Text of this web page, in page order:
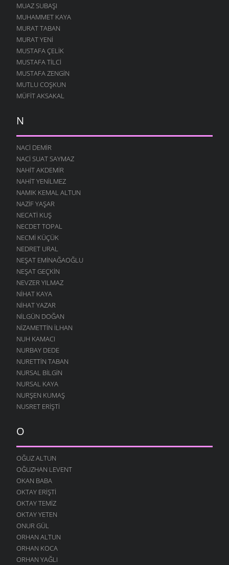
MUAZ SUBAŞI
MUHAMMET KAYA
MURAT TABAN
MURAT YENI
MUSTAFA ÇELIK
MUSTAFA TILCI
MUSTAFA ZENGIN
MUTLU COŞKUN
MÜFIT AKSAKAL
N
NACI DEMIR
NACI SUAT SAYMAZ
NAHIT AKDEMIR
NAHIT YENILMEZ
NAMIK KEMAL ALTUN
NAZIF YAŞAR
NECATI KUŞ
NECDET TOPAL
NECMI KÜÇÜK
NEDRET URAL
NEŞAT EMINAĞAOĞLU
NEŞAT GEÇKIN
NEVZER YILMAZ
NIHAT KAYA
NIHAT YAZAR
NILGÜN DOĞAN
NIZAMETTIN İLHAN
NUH KAMACI
NURBAY DEDE
NURETTIN TABAN
NURSAL BILGIN
NURSAL KAYA
NURŞEN KUMAŞ
NUSRET ERIŞTI
O
OĞUZ ALTUN
OĞUZHAN LEVENT
OKAN BABA
OKTAY ERIŞTI
OKTAY TEMIZ
OKTAY YETEN
ONUR GÜL
ORHAN ALTUN
ORHAN KOCA
ORHAN YAĞLI